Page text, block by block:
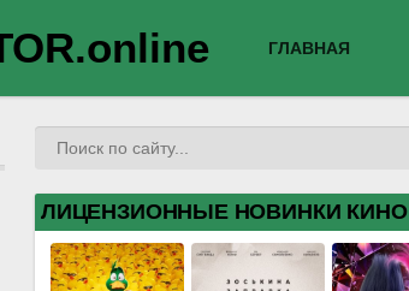
ГЛАВНАЯ
ЛИЦЕНЗИОННЫЕ НОВИНКИ КИНО